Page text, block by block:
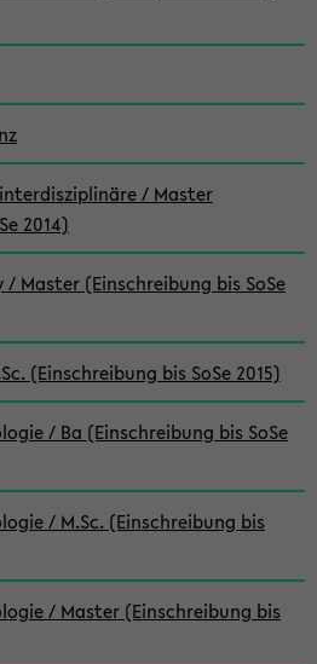
/ Master
2014)
Master (Einschreibung bis SoSe
(Einschreibung bis SoSe 2015)
/ Ba (Einschreibung bis SoSe
/ M.Sc. (Einschreibung bis
/ Master (Einschreibung bis